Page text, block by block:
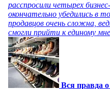
расспросили четырех
окончательно убедились в
продавцов очень сложна,
смогли прийти к единому
Вся правда